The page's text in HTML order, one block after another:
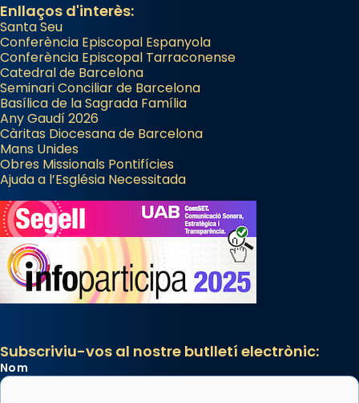
Enllaços d'interès:
Santa Seu
Conferència Episcopal Espanyola
Conferència Episcopal Tarraconense
Catedral de Barcelona
Seminari Conciliar de Barcelona
Basílica de la Sagrada Família
Any Gaudí 2026
Càritas Diocesana de Barcelona
Mans Unides
Obres Missionals Pontifícies
Ajuda a l’Església Necessitada
Subscriviu-vos al nostre butlletí electrònic:
Nom